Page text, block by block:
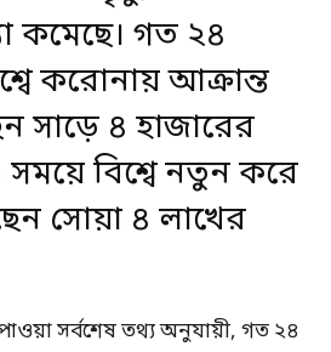
কমেছে। গত ২৪
করোনায়আক্রান্ত
সাড়ে ৪ হাজারের
সময়ে বিশ্বে নতুন করে
সোয়া ৪ লাখের
সর্বশেষ তথ্য অনুযায়ী, গত ২৪